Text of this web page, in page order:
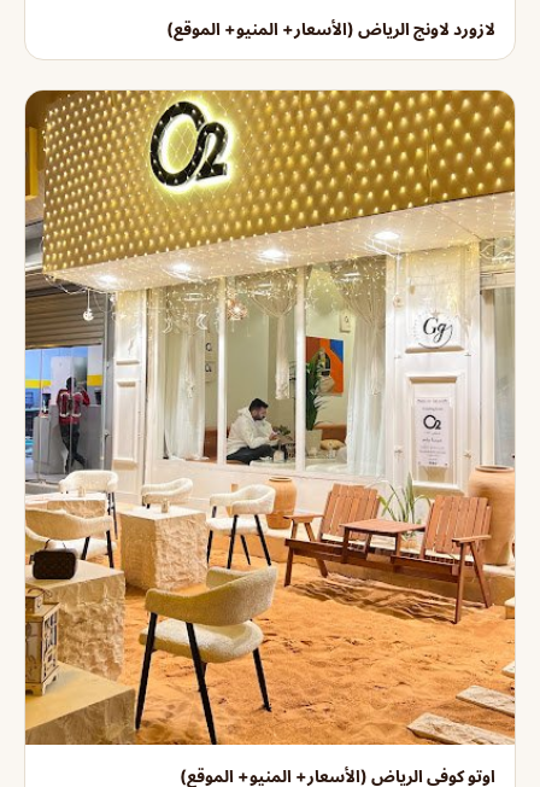
لازورد لاونج الرياض (الأسعار+ المنيو+ الموقع)
اوتو كوفي الرياض (الأسعار+ المنيو+ الموقع)